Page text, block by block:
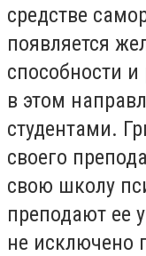
средстве
появляется
способности
в этом
студентами.
своего
свою школу
преподают ее
не исключено